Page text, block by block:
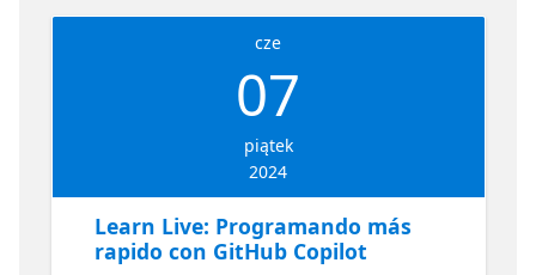
cze
07
piątek
2024
Learn Live: Programando más
rapido con GitHub Copilot